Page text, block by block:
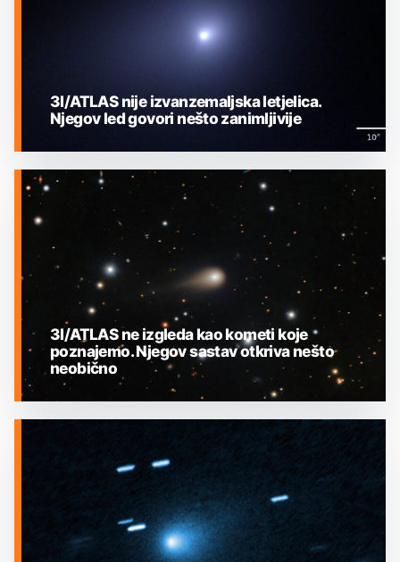
MEĐUZVJEZDANI OBJEKTI
3I/ATLAS nije izvanzemaljska letjelica.
Njegov led govori nešto zanimljivije
3I/ATLAS ne izgleda kao kometi koje
poznajemo. Njegov sastav otkriva nešto
neobično